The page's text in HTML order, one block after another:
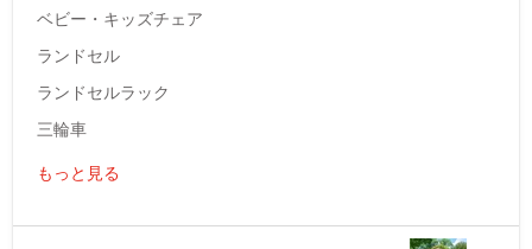
ベビー・キッズチェア
ランドセル
ランドセルラック
三輪車
もっと見る